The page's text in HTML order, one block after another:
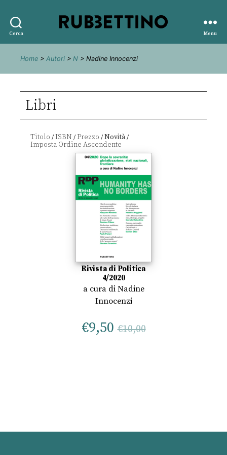
Cerca
editore
Menu
Home > Autori > N > Nadine Innocenzi
Libri
Titolo /ISBN /Prezzo /Novità/
Rivista di Politica
4/2020
a cura di Nadine
Innocenzi
€9,50 €10,00